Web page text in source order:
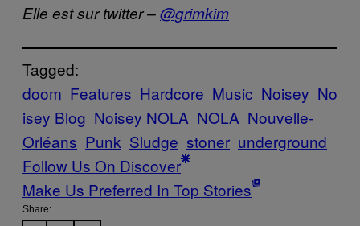
Elle est sur twitter –@grimkim
Tagged:
doom Features Hardcore Music Noisey No
isey Blog Noisey NOLA NOLA Nouvelle-
Orléans Punk Sludge stoner underground
Follow Us On Discover
Make Us Preferred In Top Stories
Share: